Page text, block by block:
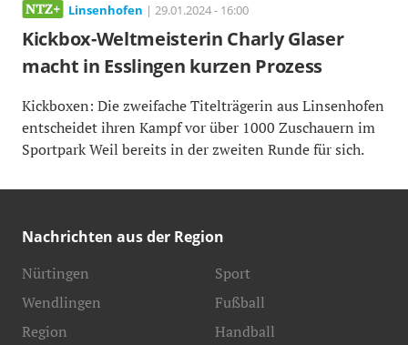
Linsenhofen | 29.01.2024 - 16:00
Kickbox-Weltmeisterin Charly Glaser
macht in Esslingen kurzen Prozess
Kickboxen: Die zweifache Titelträgerin aus Linsenhofen
entscheidet ihren Kampf vor über 1000 Zuschauern im
Sportpark Weil bereits in der zweiten Runde für sich.
Nachrichten aus der Region
Nürtingen
Wendlingen
Region
Sport
Fußball
Handball